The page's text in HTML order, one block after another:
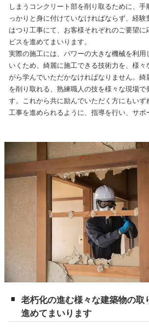
しまうコンクリート部を削り取るために、手
っかりと身に付けていなければならず、経
はつり工事にて、お客様それぞれのご要望に
ビスを進めてまいります。
実際の施工には、パワーの大きな機械を利用
いくため、綺麗に施工できる技術力を、様々
がら学んでいただかなければなりません。綺
を削り取れる、熟練職人の技を様々な現場で
す。これから共に励んでいただく方にもいず
工事を進められるように、指導を行い、サポ
老朽化の進む様々な建築物の取
進めてまいります